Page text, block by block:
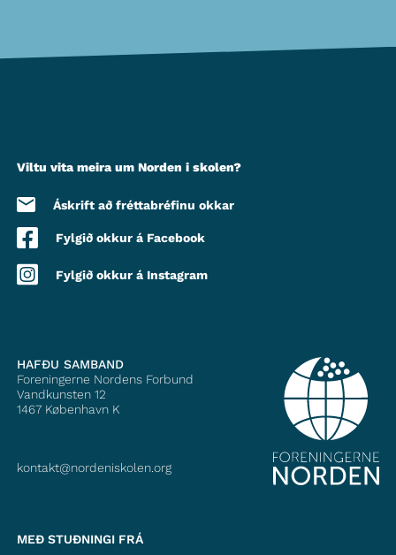
Viltu vita meira um Norden i skolen?
Áskrift að fréttabréfinu okkar
Fylgið okkur á Facebook
Fylgið okkur á Instagram
HAFÐU SAMBAND
Foreningerne Nordens Forbund
Vandkunsten 12
1467 København K
kontakt@nordeniskolen.org
MEÐ STUÐNINGI FRÁ